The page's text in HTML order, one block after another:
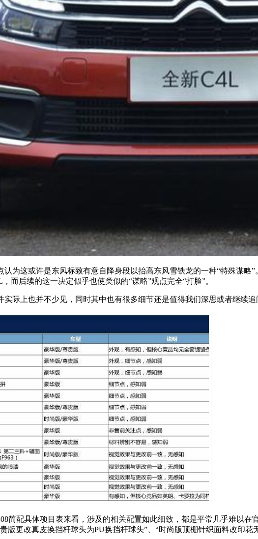
为这或许是东风标致有意自降身段以抬高东风雪铁龙的一种“特殊谋略
而后续的这一决定似乎也使类似的“谋略”观点完全“打脸”。
际上也并不少见，同时其中也有很多细节还是值得我们深思或者继续
简配具体项目表来看，涉及的相关配置如此细致，都是平常几乎难以
版更改真皮换挡杆球头为PU换挡杆球头”、“时尚版顶棚针织面料改印花